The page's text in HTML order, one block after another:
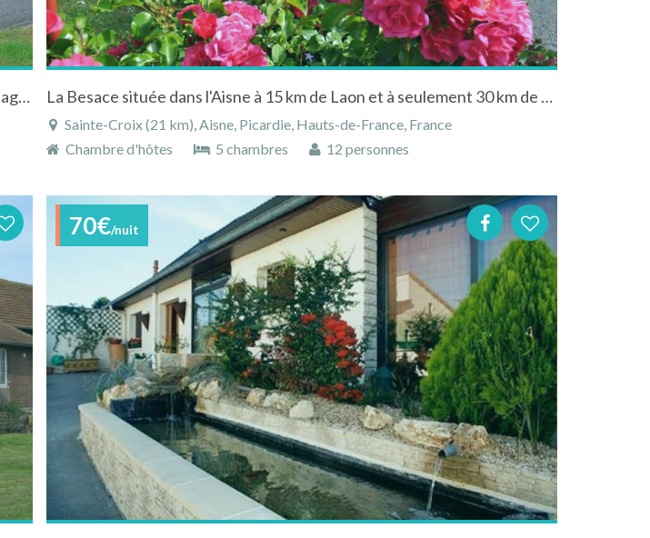
Maison de charme à Fère-en-Tardenois en Picardie près de la Champagne avec piscine chauffée La Besace située dans l'Aisne à 15 km de Laon et à seulement 30 km de Reims.
Sainte-Croix (21 km), Aisne, Picardie, Hauts-de-France, France
Chambre d'hôtes
5 chambres 12 personnes
70€/nuit